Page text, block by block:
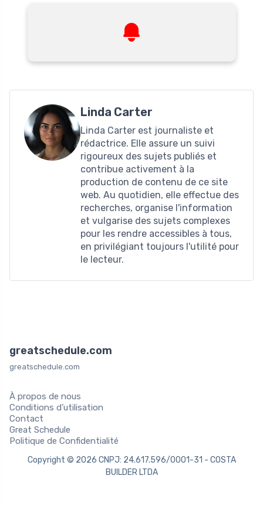
Linda Carter
Linda Carter est journaliste et
rédactrice. Elle assure un suivi
rigoureux des sujets publiés et
contribue activement à la
production de contenu de ce site
web. Au quotidien, elle effectue des
recherches, organise l'information
et vulgarise des sujets complexes
pour les rendre accessibles à tous,
en privilégiant toujours l'utilité pour
le lecteur.
greatschedule.com
greatschedule.com
À propos de nous
Conditions d’utilisation
Contact
Great Schedule
Politique de Confidentialité
Copyright © 2026 CNPJ: 24.617.596/0001-31 - COSTA
BUILDER LTDA